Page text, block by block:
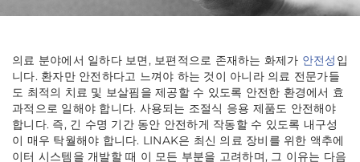
의료 분야에서 일하다 보면, 보편적으로 존재하는 화제가 안전성 입
니다. 환자만 안전하다고 느껴야 하는 것이 아니라 의료 전문가들
도 최적의 치료 및 보살핌을 제공할 수 있도록 안전한 환경에서 효
과적으로 일해야 합니다. 사용되는 조절식 응용 제품도 안전해야
합니다. 즉, 긴 수명 기간 동안 안전하게 작동할 수 있도록 내구성
이 매우 탁월해야 합니다. LINAK은 최신 의료 장비를 위한 액추에
이터 시스템을 개발할 때 이 모든 부분을 고려하며, 그 이유는 다음